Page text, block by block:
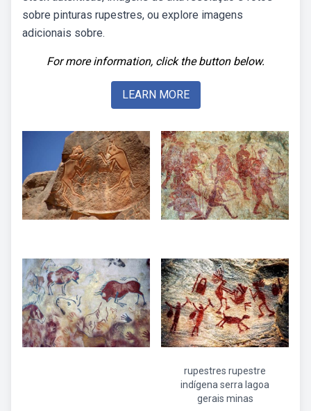
sobre pinturas rupestres, ou explore imagens
adicionais sobre.
For more information, click the button below.
LEARN MORE
rupestres rupestre
indígena serra lagoa
gerais minas